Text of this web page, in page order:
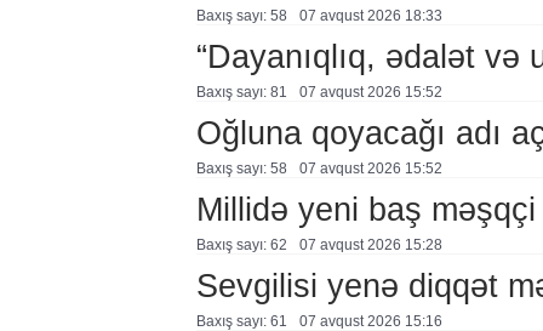
Baxış sayı: 58 07 avqust 2026 18:33
“Dayanıqlıq, ədalət
Baxış sayı: 81 07 avqust 2026 15:52
Oğluna qoyacağı adı
Baxış sayı: 58 07 avqust 2026 15:52
Millidə yeni baş məşqçi
Baxış sayı: 62 07 avqust 2026 15:28
Sevgilisi yenə diqqət
Baxış sayı: 61 07 avqust 2026 15:16